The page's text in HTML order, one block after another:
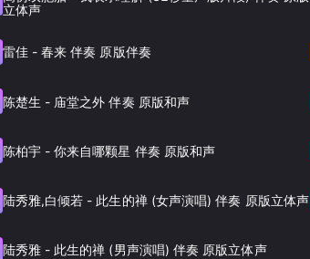
立体声
雷佳- 春来 伴奏 原版伴奏
陈楚生 - 庙堂之外 伴奏 原版和声
陈柏宇-你来自哪颗星 伴奏 原版和声
陆秀雅,白倾若 - 此生的禅 (女声演唱) 伴奏 原版立体声
陆秀雅- 此生的禅 (男声演唱) 伴奏 原版立体声